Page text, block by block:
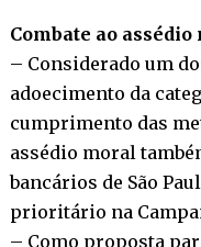
Combate ao assédio
– Considerado um
adoecimento da
cumprimento das
assédio moral
bancários de São
prioritário na
– Como proposta